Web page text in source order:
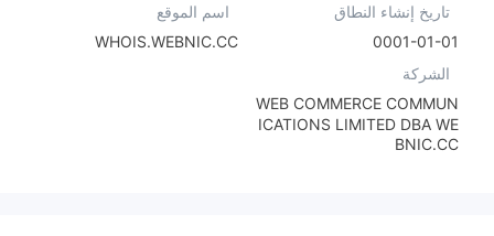
تاريخ إنشاء النطاق
0001-01-01
اسم الموقع
WHOIS.WEBNIC.CC
الشركة
WEB COMMERCE COMMUN
ICATIONS LIMITED DBA WE
BNIC.CC